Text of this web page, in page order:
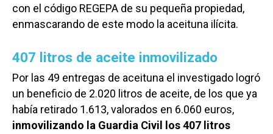
con el código REGEPA de su pequeña propiedad,
enmascarando de este modo la aceituna ilícita.
407 litros de aceite inmovilizado
Por las 49 entregas de aceituna el investigado logró
un beneficio de 2.020 litros de aceite, de los que ya
había retirado 1.613, valorados en 6.060 euros,
inmovilizando la Guardia Civil los 407 litros